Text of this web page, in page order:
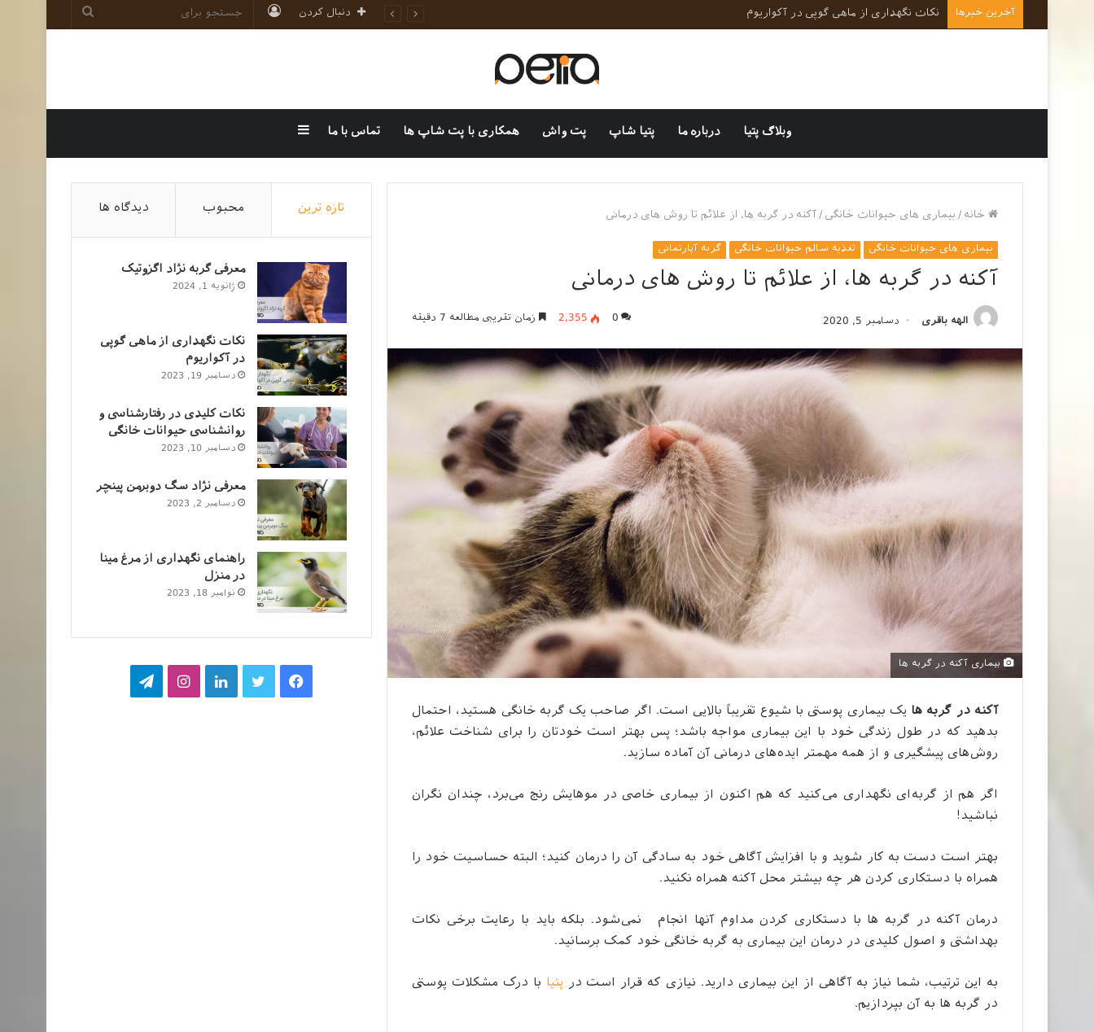
آخرین خبرها نکات کلیدی در رفتارشناسی و روانشناسی حیوانات خانگی
جستجو
ورود دنبال کردن
وبلاگ پتیا درباره ما پتیا شاپ پت واش همکاری با پت شاپ ها تماس با ما سایدبار
خانه / بیماری های حیوانات خانگی /آکنه در گربه ها، از علائم تا روش های درمانی
بیماری های حیوانات خانگی تغذیه سالم حیوانات خانگی گربه آپارتمانی
آکنه در گربه ها، از علائم تا روش های درمانی
الهه باقری دسامبر 5, 2020 0
2,355 زمان تقریبی مطالعه 7 دقیقه
بیماری آکنه در گربه ها
آکنه در گربه ها یک بیماری پوستی با شیوع تقریباً بالایی است. اگر صاحب یک گربه خانگی هستید، احتمال
بدهید که در طول زندگی خود با این بیماری مواجه باشد؛ پس بهتر است خودتان را برای شناخت علائم،
روش‌های پیشگیری و از همه مهمتر ایده‌های درمانی آن آماده سازید.
اگر هم از گربه‌ای نگهداری می‌کنید که هم اکنون از بیماری خاصی در موهایش رنج می‌برد، چندان نگران
نباشید!
بهتر است دست به کار شوید و با افزایش آگاهی خود به سادگی آن را درمان کنید؛ البته حساسیت خود را
همراه با دستکاری کردن هر چه بیشتر محل آکنه همراه نکنید.
درمان آکنه در گربه ها با دستکاری کردن مداوم آنها انجام نمی‌شود. بلکه باید با رعایت برخی نکات
بهداشتی و اصول کلیدی در درمان این بیماری به گربه خانگی خود کمک برسانید.
به این ترتیب، شما نیاز به آگاهی از این بیماری دارید. نیازی که قرار است در پتیا با درک مشکلات پوستی
در گربه ها به آن بپردازیم.
تازه ترین محبوب دیدگاه ها
معرفی گربه نژاد اگزوتیک
ژانویه 1, 2024
نکات نگهداری از ماهی گوپی
در آکواریوم
دسامبر 19, 2023
نکات کلیدی در رفتارشناسی و
روانشناسی حیوانات خانگی
دسامبر 10, 2023
معرفی نژاد سگ دوبرمن پینچر
دسامبر 2, 2023
راهنمای نگهداری از مرغ مینا
در منزل
نوامبر 18, 2023
فیسبوکتوییترلینکدایناینستاگرام
تلگرام